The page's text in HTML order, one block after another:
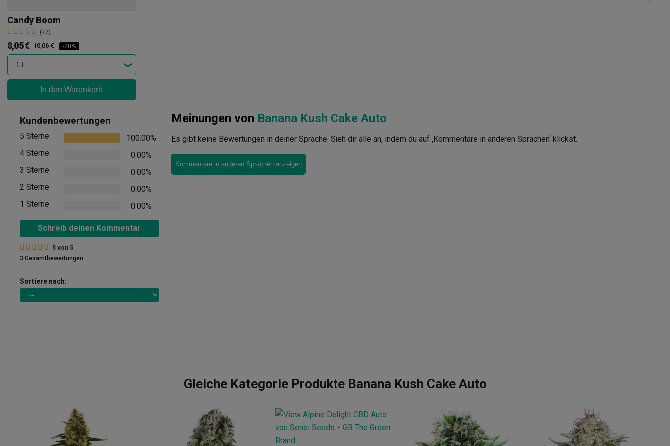
Candy Boom
(77)
8,05 € 10,06 € -20%
In den Warenkorb
Kundenbewertungen
5 Sterne
100.00%
4 Sterne
0.00%
3 Sterne
0.00%
2 Sterne
0.00%
1 Sterne
0.00%
Schreib deinen Kommentar
5 von 5
3 Gesamtbewertungen
Sortiere nach:
Meinungen von Banana Kush Cake Auto
Es gibt keine Bewertungen in deiner Sprache. Sieh dir alle an, indem du auf ‚Kommentare in anderen Sprachen‘ klickst.
Kommentare in anderen Sprachen anzeigen
Gleiche Kategorie Produkte Banana Kush Cake Auto